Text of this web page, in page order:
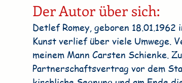
Der Autor über sich:
Detlef Romey, geboren
Kunst verlief über viele Umwege.
meinem Mann Carsten Schienke.
Partnerschaftsvertrag vor dem